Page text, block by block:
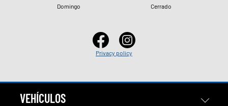
Domingo
Cerrado
Privacy policy
VEHÍCULOS